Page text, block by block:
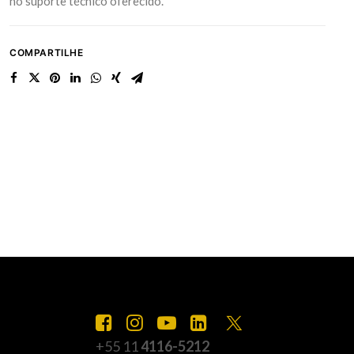
COMPARTILHE
+55 11 4116-5212